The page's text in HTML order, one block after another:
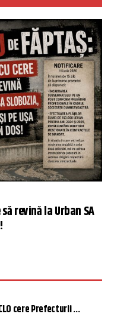
revină la Urban SA
cere Prefecturii ...